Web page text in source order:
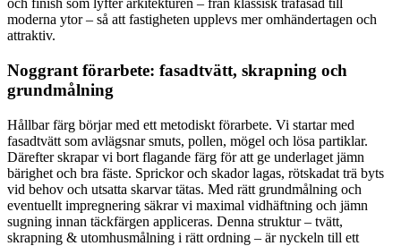
och finish som lyfter arkitekturen – från klassisk träfasad till
moderna ytor – så att fastigheten upplevs mer omhändertagen och
attraktiv.
Noggrant förarbete: fasadtvätt, skrapning och
grundmålning
Hållbar färg börjar med ett metodiskt förarbete. Vi startar med
fasadtvätt som avlägsnar smuts, pollen, mögel och lösa partiklar.
Därefter skrapar vi bort flagande färg för att ge underlaget jämn
bärighet och bra fäste. Sprickor och skador lagas, rötskadat trä byts
vid behov och utsatta skarvar tätas. Med rätt grundmålning och
eventuellt impregnering säkrar vi maximal vidhäftning och jämn
sugning innan täckfärgen appliceras. Denna struktur – tvätt,
skrapning & utomhusmålning i rätt ordning – är nyckeln till ett